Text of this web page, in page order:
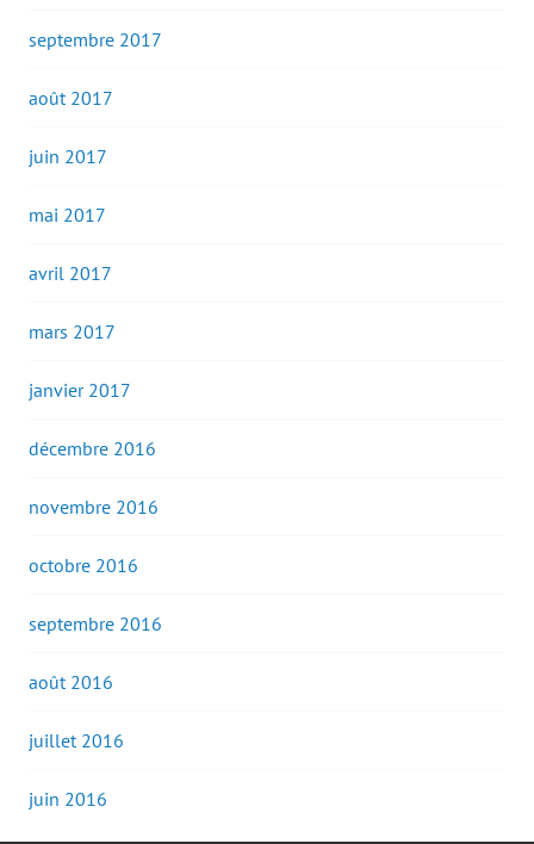
septembre 2017
août 2017
juin 2017
mai 2017
avril 2017
mars 2017
janvier 2017
décembre 2016
novembre 2016
octobre 2016
septembre 2016
août 2016
juillet 2016
juin 2016